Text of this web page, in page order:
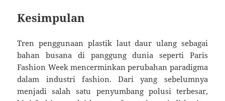
Kesimpulan
Tren penggunaan plastik laut daur ulang sebagai
bahan busana di panggung dunia seperti Paris
Fashion Week mencerminkan perubahan paradigma
dalam industri fashion. Dari yang sebelumnya
menjadi salah satu penyumbang polusi terbesar,